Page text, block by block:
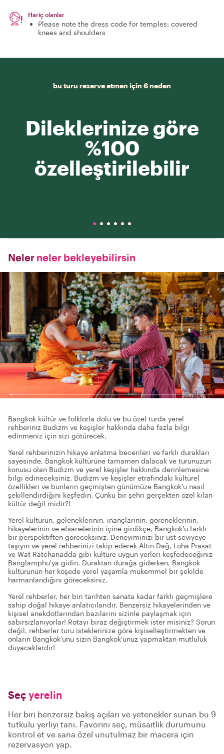
Hariç olanlar
Please note the dress code for temples: covered
knees and shoulders
bu turu rezerve etmen için 6 neden
Dileklerinize göre
%100
özelleştirilebilir
Neler neler bekleyebilirsin
Bangkok kültür ve folklorla dolu ve bu özel turda yerel
rehberiniz Budizm ve keşişler hakkında daha fazla bilgi
edinmeniz için sizi götürecek.
Yerel rehberinizin hikaye anlatma becerileri ve farklı durakları
sayesinde, Bangkok kültürüne tamamen dalacak ve turunuzun
konusu olan Budizm ve yerel keşişler hakkında derinlemesine
bilgi edineceksiniz. Budizm ve keşişler etrafındaki kültürel
özellikleri ve bunların geçmişten günümüze Bangkok'u nasıl
şekillendirdiğini keşfedin. Çünkü bir şehri gerçekten özel kılan
kültür değil midir?!
Yerel kültürün, geleneklerinin, inançlarının, göreneklerinin,
hikayelerinin ve efsanelerinin içine girdikçe, Bangkok'u farklı
bir perspektiften göreceksiniz. Deneyiminizi bir üst seviyeye
taşıyın ve yerel rehberinizi takip ederek Altın Dağ, Loha Prasat
ve Wat Ratchanadda gibi kültüre uygun yerleri keşfedeceğiniz
Banglamphu'ya gidin. Duraktan durağa giderken, Bangkok
kültürünün her köşede yerel yaşamla mükemmel bir şekilde
harmanlandığını göreceksiniz.
Yerel rehberler, her biri tarihten sanata kadar farklı geçmişlere
sahip doğal hikaye anlatıcılarıdır. Benzersiz hikayelerinden ve
kişisel anekdotlarından bazılarını sizinle paylaşmak için
sabırsızlanıyorlar! Rotayı biraz değiştirmek ister misiniz? Sorun
değil, rehberler turu isteklerinize göre kişiselleştirmekten ve
onların Bangkok'unu sizin Bangkok'unuz yapmaktan mutluluk
duyacaklardır!
Seç yerelin
Her biri benzersiz bakış açıları ve yetenekler sunan bu 9
tutkulu yerliyi tanı. Favorini seç, müsaitlik durumunu
kontrol et ve sana özel unutulmaz bir macera için
rezervasyon yap.